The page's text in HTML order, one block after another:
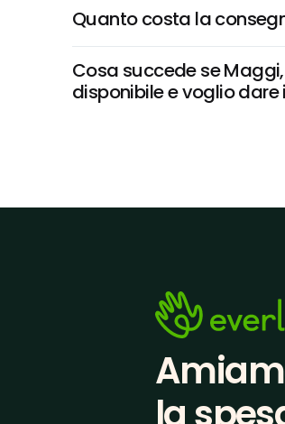
Quanto costa la
Cosa succede se
disponibile e voglio dare